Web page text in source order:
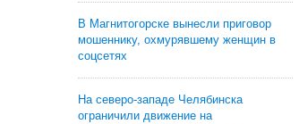
В Магнитогорске вынесли приговор
мошеннику, охмурявшему женщин в
соцсетях
На северо-западе Челябинска
ограничили движение на